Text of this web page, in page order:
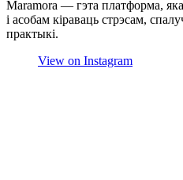
Maramora — гэта платформа,
і асобам кіраваць стрэсам,
практыкі.
View on Instagram